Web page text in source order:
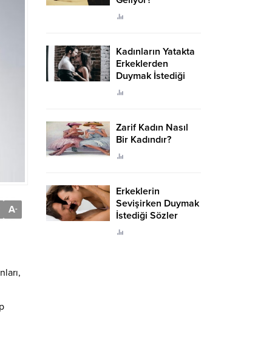
A-
Kadınların Yatakta
Erkeklerden
Duymak İstediği
Sözler
Zarif Kadın Nasıl
Bir Kadındır?
Erkeklerin
Sevişirken Duymak
İstediği Sözler
Neler?